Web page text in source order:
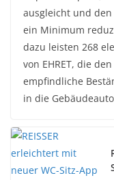
ausgleicht und
ein Minimum
dazu leisten 268
von EHRET, die
empfindliche
in die